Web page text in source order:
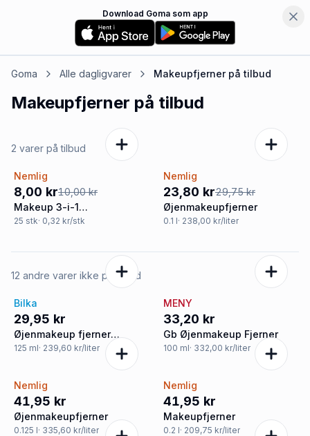
Download Goma som app
Goma Alle dagligvarer Makeupfjernerpå tilbud
Makeupfjerner på tilbud
2 varer på tilbud
-20%
Nemlig
8,00 kr10,00 kr
Makeup 3-i-1
renseservietter
25 stk· 0,32 kr/stk
-20%
Nemlig
23,80 kr29,75 kr
Øjenmakeupfjerner
0.1 l· 238,00 kr/liter
12 andre varer ikke på tilbud
Bilka
29,95 kr
Øjenmakeup fjerner
parfumefri
125 ml· 239,60 kr/liter
MENY
33,20 kr
Gb Øjenmakeup Fjerner
100 ml· 332,00 kr/liter
Nemlig
41,95 kr
Øjenmakeupfjerner
0.125 l· 335,60 kr/liter
Nemlig
41,95 kr
Makeupfjerner
0.2 l· 209,75 kr/liter